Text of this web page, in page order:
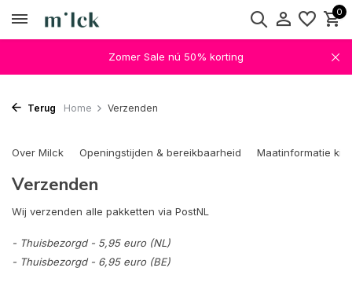
0
Zomer Sale nú 50% korting
Terug Home Verzenden
Over Milck Openingstijden & bereikbaarheid Maatinformatie
Verzenden
Wij verzenden alle pakketten via PostNL
- Thuisbezorgd - 5,95 euro (NL)
- Thuisbezorgd - 6,95 euro (BE)